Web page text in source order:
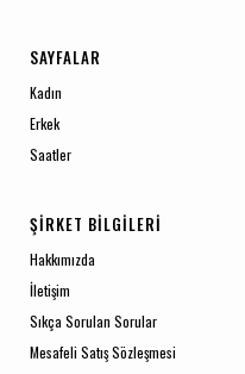
SAYFALAR
Kadın
Erkek
Saatler
ŞIRKET BILGILERI
Hakkımızda
İletişim
Sıkça Sorulan Sorular
Mesafeli Satış Sözleşmesi